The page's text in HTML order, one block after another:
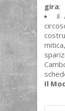
gira;
il
Il